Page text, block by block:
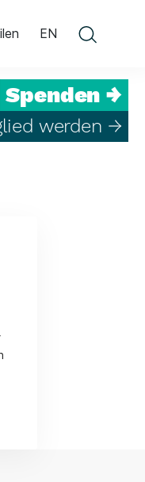
EN
Spenden →
werden →